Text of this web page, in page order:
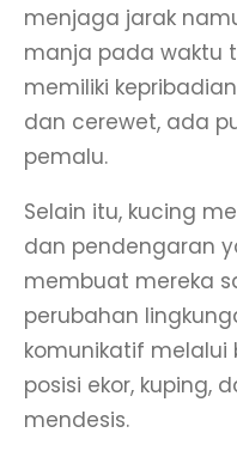
menjaga jarak
manja pada waktu
memiliki
dan cerewet, ada
pemalu.
Selain itu, kucing
dan pendengaran
membuat mereka
perubahan
komunikatif melalui
posisi ekor, kuping,
mendesis.